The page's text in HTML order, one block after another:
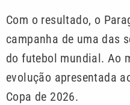
Com o resultado, o
campanha de uma das
do futebol mundial. Ao
evolução apresentada
Copa de 2026.